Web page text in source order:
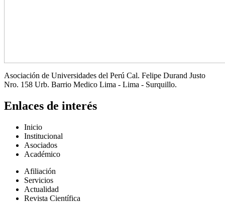
Asociación de Universidades del Perú Cal. Felipe Durand Justo
Nro. 158 Urb. Barrio Medico Lima - Lima - Surquillo.
Enlaces de interés
Inicio
Institucional
Asociados
Académico
Afiliación
Servicios
Actualidad
Revista Científica